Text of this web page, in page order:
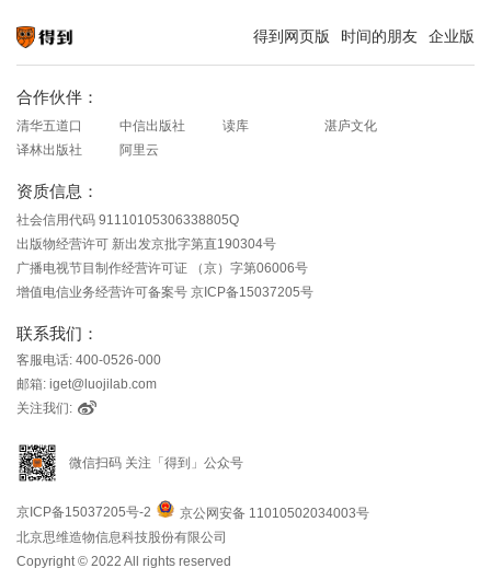
得到网页版 时间的朋友 企业版
合作伙伴：
清华五道口 中信出版社 读库
湛庐文化
译林出版社
阿里云
资质信息：
社会信用代码 91110105306338805Q
出版物经营许可 新出发京批字第直190304号
广播电视节目制作经营许可证 （京）字第06006号
增值电信业务经营许可备案号 京ICP备15037205号
联系我们：
客服电话: 400-0526-000
邮箱: iget@luojilab.com
关注我们:
微信扫码 关注「得到」公众号
京ICP备15037205号-2
京公网安备 11010502034003号
北京思维造物信息科技股份有限公司
Copyright © 2022 All rights reserved